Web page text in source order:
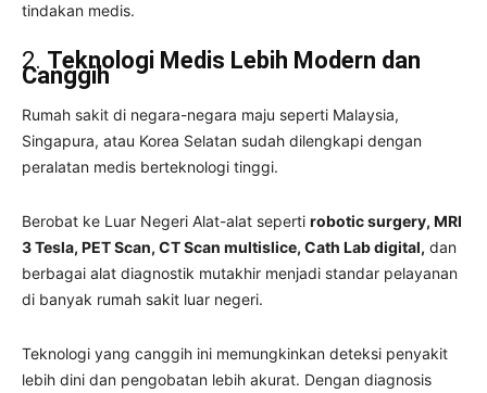
tindakan medis.
2. Teknologi Medis Lebih Modern dan
Canggih
Rumah sakit di negara-negara maju seperti Malaysia,
Singapura, atau Korea Selatan sudah dilengkapi dengan
peralatan medis berteknologi tinggi.
Berobat ke Luar Negeri Alat-alat seperti robotic surgery, MRI
3 Tesla, PET Scan, CT Scan multislice, Cath Lab digital, dan
berbagai alat diagnostik mutakhir menjadi standar pelayanan
di banyak rumah sakit luar negeri.
Teknologi yang canggih ini memungkinkan deteksi penyakit
lebih dini dan pengobatan lebih akurat. Dengan diagnosis